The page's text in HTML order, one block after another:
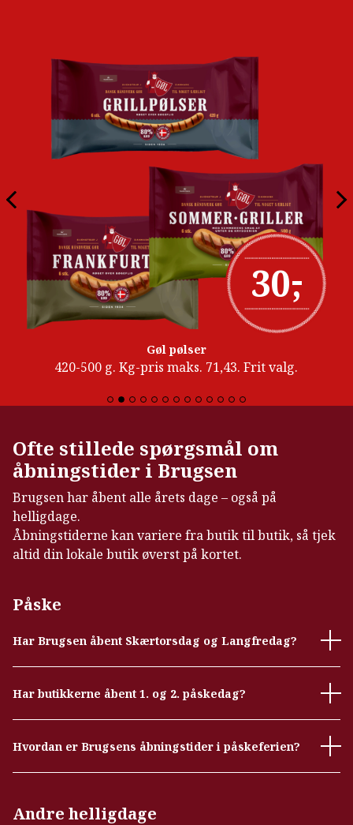
30,
-
Gøl pølser
420-500 g. Kg-pris maks. 71,43. Frit valg.
Ofte stillede spørgsmål om
åbningstider i Brugsen
Brugsen har åbent alle årets dage – også på
helligdage.
Åbningstiderne kan variere fra butik til butik, så tjek
altid din lokale butik øverst på kortet.
Påske
Har Brugsen åbent Skærtorsdag og Langfredag?
Har butikkerne åbent 1. og 2. påskedag?
Hvordan er Brugsens åbningstider i påskeferien?
Andre helligdage